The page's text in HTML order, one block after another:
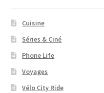
Cuisine
Séries & Ciné
Phone Life
Voyages
Vélo City Ride